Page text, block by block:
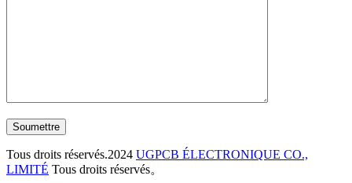
Soumettre
Tous droits réservés.2024 UGPCB ÉLECTRONIQUE CO.,
LIMITÉ Tous droits réservés。